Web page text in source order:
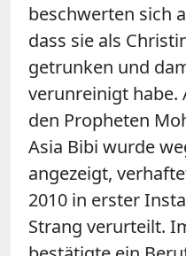
beschwerten sich
dass sie als
getrunken und
verunreinigt habe.
den Propheten
Asia Bibi wurde
angezeigt,
2010 in erster
Strang verurteilt.